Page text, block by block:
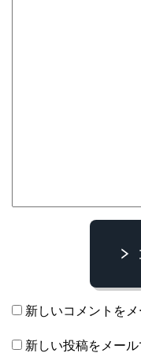
新しいコメントを
新しい投稿をメー